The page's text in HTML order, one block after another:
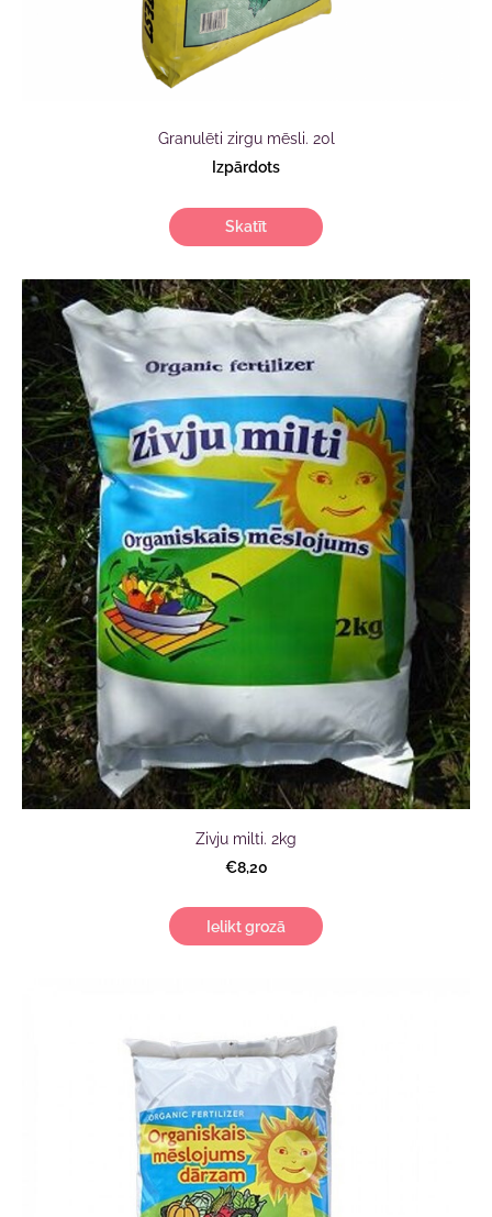
Granulēti zirgu mēsli. 20l
Izpārdots
Skatīt
Zivju milti. 2kg
€8,20
Ielikt grozā